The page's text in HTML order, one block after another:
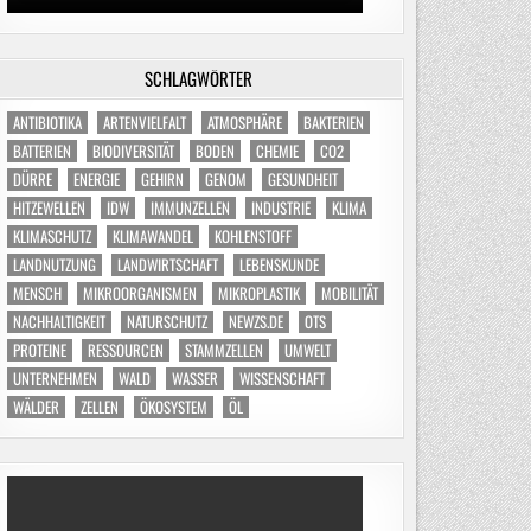
SCHLAGWÖRTER
ANTIBIOTIKA ARTENVIELFALT ATMOSPHÄRE
BAKTERIEN
BATTERIEN
BIODIVERSITÄT BODEN CHEMIE
CO2
DÜRRE
ENERGIE GEHIRN GENOM
GESUNDHEIT
HITZEWELLEN
IDW IMMUNZELLEN INDUSTRIE
KLIMA
KLIMASCHUTZ
KLIMAWANDEL
KOHLENSTOFF
LANDNUTZUNG
LANDWIRTSCHAFT
LEBENSKUNDE
MENSCH
MIKROORGANISMEN MIKROPLASTIK
MOBILITÄT
NACHHALTIGKEIT
NATURSCHUTZ NEWZS.DE
OTS
PROTEINE
RESSOURCEN STAMMZELLEN
UMWELT
UNTERNEHMEN
WALD WASSER
WISSENSCHAFT
WÄLDER
ZELLEN ÖKOSYSTEM ÖL